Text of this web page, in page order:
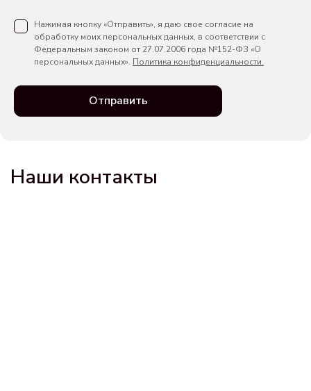
Нажимая кнопку «Отправить», я даю свое согласие на
обработку моих персональных данных, в соответствии с
Федеральным законом от 27.07.2006 года №152-ФЗ «О
персональных данных». Политика конфиденциальности.
Отправить
Наши контакты